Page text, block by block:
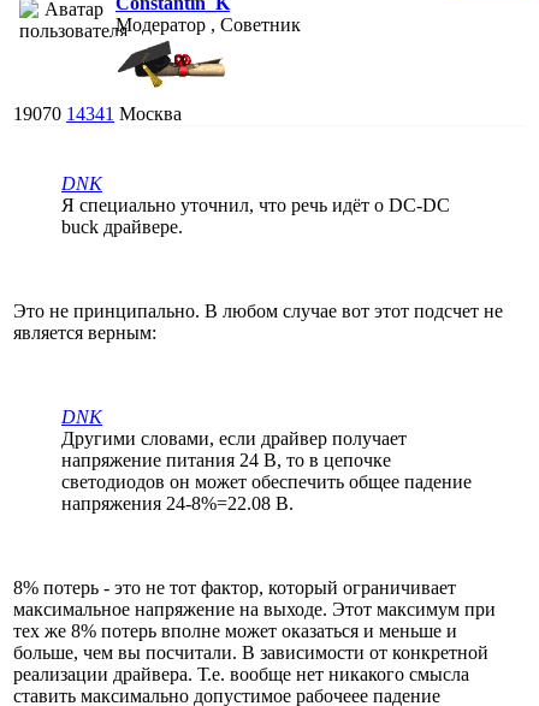
Модератор , Советник
19070 14341 Москва
DNK
Я специально уточнил, что речь идёт о DC-DC
buck драйвере.
Это не принципально. В любом случае вот этот подсчет не
является верным:
DNK
Другими словами, если драйвер получает
напряжение питания 24 В, то в цепочке
светодиодов он может обеспечить общее падение
напряжения 24-8%=22.08 В.
8% потерь - это не тот фактор, который ограничивает
максимальное напряжение на выходе. Этот максимум при
тех же 8% потерь вполне может оказаться и меньше и
больше, чем вы посчитали. В зависимости от конкретной
реализации драйвера. Т.е. вообще нет никакого смысла
ставить максимально допустимое рабочеее падение